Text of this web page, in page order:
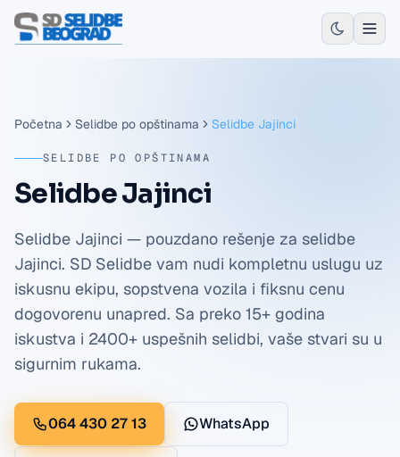
Početna Selidbe po opštinama Selidbe Jajinci
SELIDBE PO OPŠTINAMA
Selidbe Jajinci
Selidbe Jajinci — pouzdano rešenje za selidbe
Jajinci. SD Selidbe vam nudi kompletnu uslugu uz
iskusnu ekipu, sopstvena vozila i fiksnu cenu
dogovorenu unapred. Sa preko 15+ godina
iskustva i 2400+ uspešnih selidbi, vaše stvari su u
sigurnim rukama.
064 430 27 13 WhatsApp